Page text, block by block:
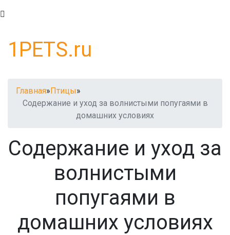
1PETS.ru
Главная»Птицы»
Содержание и уход за волнистыми попугаями в
домашних условиях
Содержание и уход за
волнистыми
попугаями в
домашних условиях